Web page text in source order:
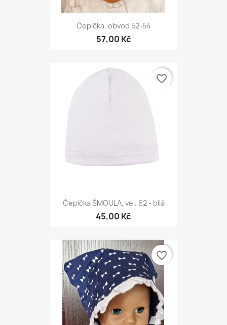
Čepička, obvod 52-54
57,00 Kč
Čepička ŠMOULA, vel. 62 - bílá
45,00 Kč
favorite_border
favorite_border